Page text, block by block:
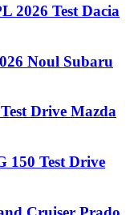
Test Dacia
Noul Subaru
Test Drive Mazda
Test Drive